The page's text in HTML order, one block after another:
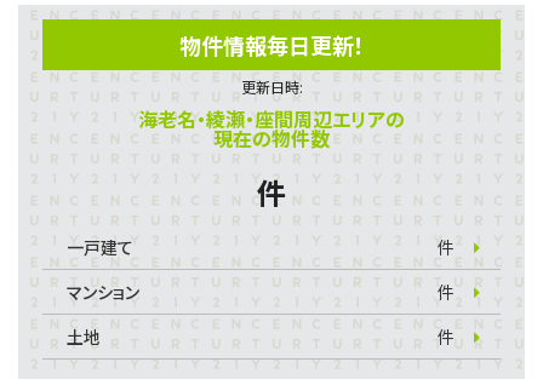
物件情報毎日更新！
更新日時:
海老名・綾瀬・座間周辺エリアの
現在の物件数
件
一戸建て
件
マンション
件
土地
件